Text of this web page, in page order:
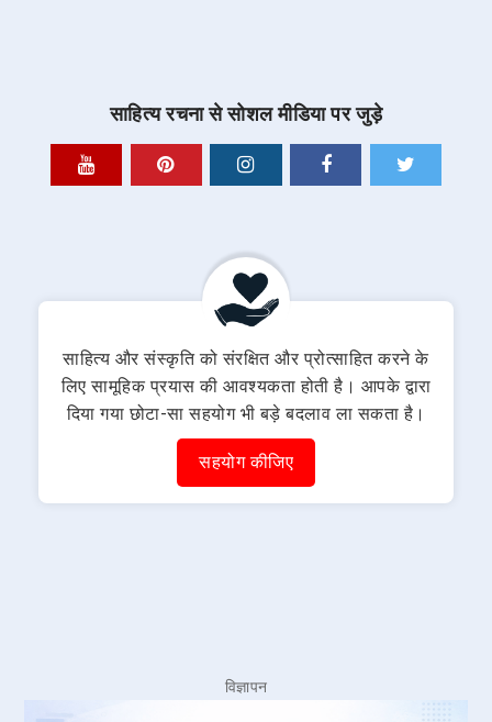
साहित्य रचना से सोशल मीडिया पर जुड़े
साहित्य और संस्कृति को संरक्षित और प्रोत्साहित करने के
लिए सामूहिक प्रयास की आवश्यकता होती है। आपके द्वारा
दिया गया छोटा-सा सहयोग भी बड़े बदलाव ला सकता है।
सहयोग कीजिए
विज्ञापन